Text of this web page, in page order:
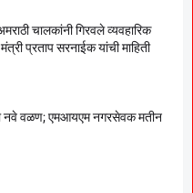
चालकांनी गिरवले व्यवहारिक
प्रताप सरनाईक यांची माहिती
नवे वळण; एमआयएम नगरसेवक मतीन